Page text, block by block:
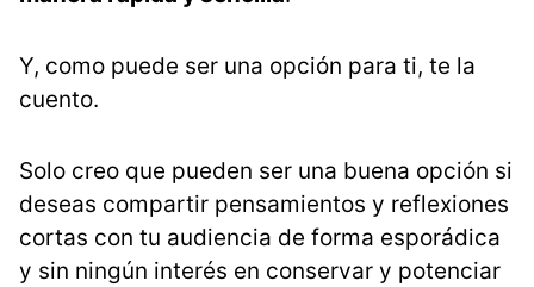
Y, como puede ser una opción para ti, te la
cuento.
Solo creo que pueden ser una buena opción si
deseas compartir pensamientos y reflexiones
cortas con tu audiencia de forma esporádica
y sin ningún interés en conservar y potenciar